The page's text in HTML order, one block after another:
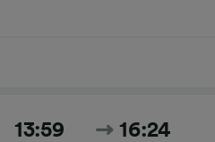
13:59 16:24